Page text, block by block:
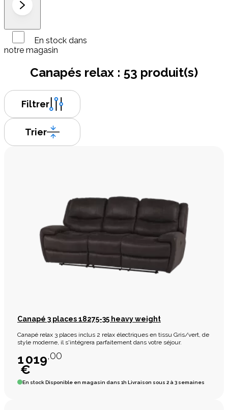
En stock dans
notre magasin
Canapés relax : 53 produit(s)
Filtrer
Trier
Canapé 3 places 18275-35 heavy weight
Canapé relax 3 places inclus 2 relax électriques en tissu Gris/vert, de
style moderne, il s'intégrera parfaitement dans votre séjour.
1 019,00
€
En stockDisponible en magasin dans 1h Livraison sous 2 à 3 semaines